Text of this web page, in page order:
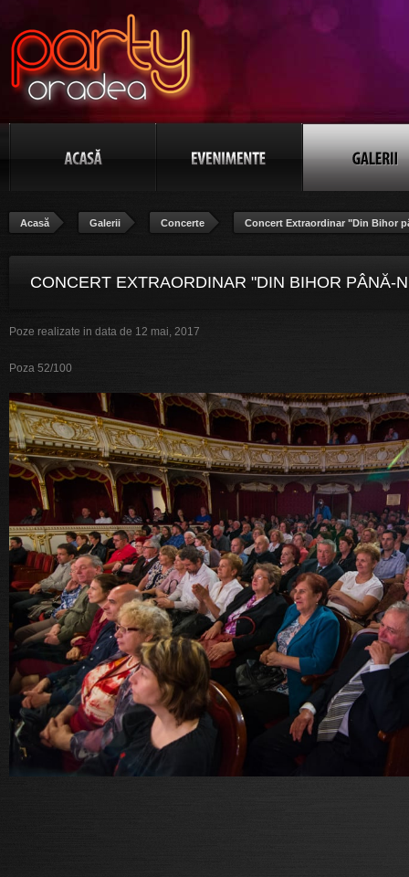
Acasă Galerii Concerte Concert Extraordinar "Din Bihor
CONCERT EXTRAORDINAR "DIN BIHOR PÂNĂ-N
Poze realizate in data de 12 mai, 2017
Poza 52/100